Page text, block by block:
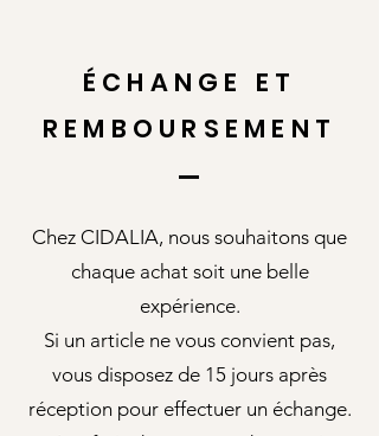
ÉCHANGE ET
REMBOURSEMENT
Chez CIDALIA, nous souhaitons que
chaque achat soit une belle
expérience.
Si un article ne vous convient pas,
vous disposez de 15 jours après
réception pour effectuer un échange.